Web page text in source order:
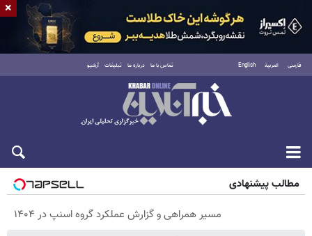
فارسی العربية English تماس با ما درباره ما تبلیغات آرشیو
جمعه ۱۶ مرداد ۱۴۰۵
مطالب پیشنهادی
مسیر همراهی و گزارش عملکرد گروه اسنپ در ۱۴۰۴
×